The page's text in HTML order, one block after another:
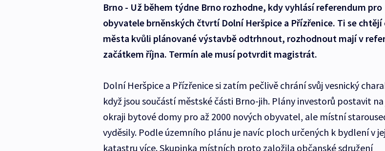
Brno - Už během týdne Brno rozhodne, kdy vyhlásí referendum pro
obyvatele brněnských čtvrtí Dolní Heršpice a Přízřenice. Ti se chtějí
města kvůli plánované výstavbě odtrhnout, rozhodnout mají v
začátkem října. Termín ale musí potvrdit magistrát.
Dolní Heršpice a Přízřenice si zatím pečlivě chrání svůj vesnický
když jsou součástí městské části Brno-jih. Plány investorů postavit na
okraji bytové domy pro až 2000 nových obyvatel, ale místní
vyděsily. Podle územního plánu je navíc ploch určených k bydlení v
katastru více. Skupinka místních proto založila občanské sdružení